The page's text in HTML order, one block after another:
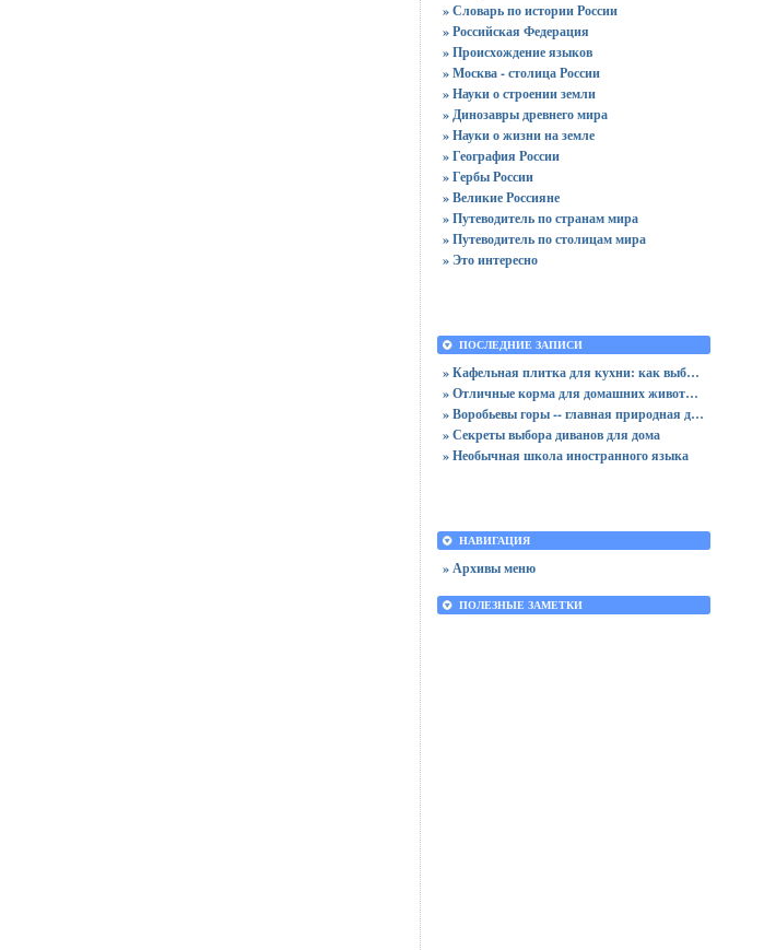
» Словарь по истории России
» Российская Федерация
» Происхождение языков
» Москва - столица России
» Науки о строении земли
» Динозавры древнего мира
» Науки о жизни на земле
» География России
» Гербы России
» Великие Россияне
» Путеводитель по странам мира
» Путеводитель по столицам мира
» Это интересно
ПОСЛЕДНИЕ ЗАПИСИ
» Кафельная плитка для кухни: как выбрать практичную отделку
» Отличные корма для домашних животных
» Воробьевы горы -- главная природная достопримечательность Москвы
» Секреты выбора диванов для дома
» Необычная школа иностранного языка
НАВИГАЦИЯ
» Архивы меню
ПОЛЕЗНЫЕ ЗАМЕТКИ